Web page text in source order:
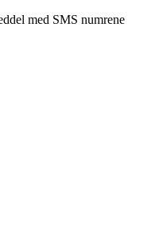
med SMS numrene